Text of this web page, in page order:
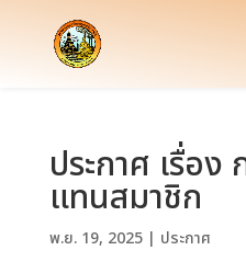
ประกาศ เรื่อง
แทนสมาชิก
พ.ย. 19, 2025| ประกาศ